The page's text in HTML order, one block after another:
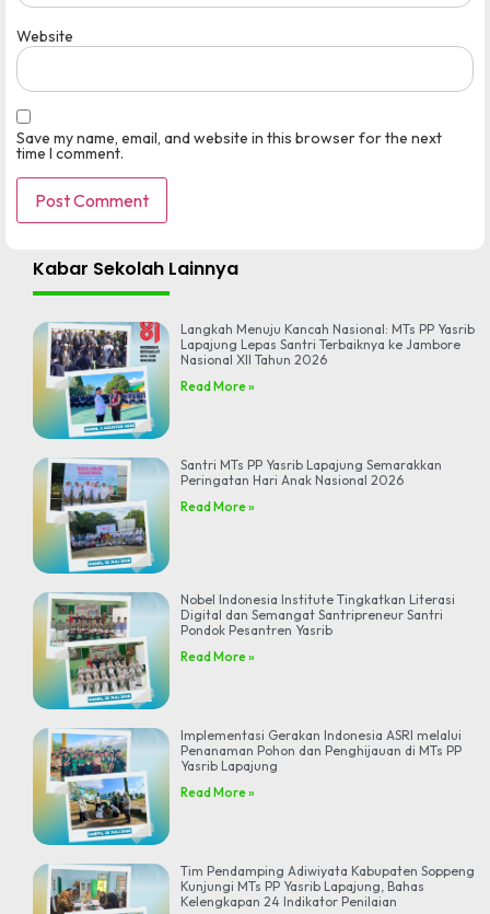
Website
Save my name, email, and website in this browser for the next
time I comment.
Kabar Sekolah Lainnya
Langkah Menuju Kancah Nasional: MTs PP Yasrib
Lapajung Lepas Santri Terbaiknya ke Jambore
Nasional XII Tahun 2026
Read More »
Santri MTs PP Yasrib Lapajung Semarakkan
Peringatan Hari Anak Nasional 2026
Read More »
Nobel Indonesia Institute Tingkatkan Literasi
Digital dan Semangat Santripreneur Santri
Pondok Pesantren Yasrib
Read More »
Implementasi Gerakan Indonesia ASRI melalui
Penanaman Pohon dan Penghijauan di MTs PP
Yasrib Lapajung
Read More »
Tim Pendamping Adiwiyata Kabupaten Soppeng
Kunjungi MTs PP Yasrib Lapajung, Bahas
Kelengkapan 24 Indikator Penilaian